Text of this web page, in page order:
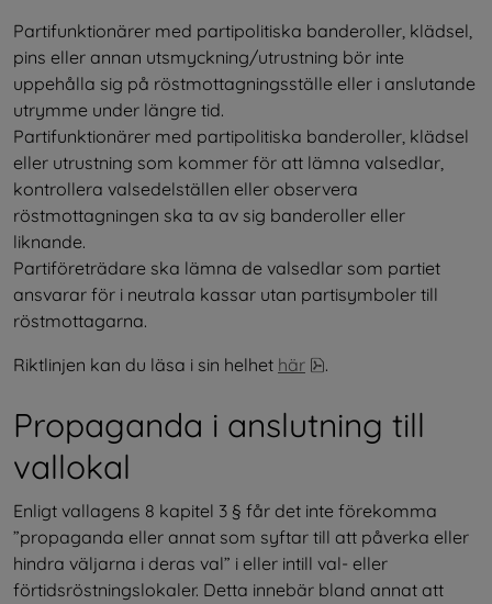
Partifunktionärer med partipolitiska banderoller, klädsel,
pins eller annan utsmyckning/utrustning bör inte
uppehålla sig på röstmottagningsställe eller i anslutande
utrymme under längre tid.
Partifunktionärer med partipolitiska banderoller, klädsel
eller utrustning som kommer för att lämna valsedlar,
kontrollera valsedelställen eller observera
röstmottagningen ska ta av sig banderoller eller
liknande.
Partiföreträdare ska lämna de valsedlar som partiet
ansvarar för i neutrala kassar utan partisymboler till
röstmottagarna.
Riktlinjen kan du läsa i sin helhet här pdf, 202 kB, öppnas
.
Propaganda i anslutning till
vallokal
Enligt vallagens 8 kapitel 3 § får det inte förekomma
”propaganda eller annat som syftar till att påverka eller
hindra väljarna i deras val” i eller intill val- eller
förtidsröstningslokaler. Detta innebär bland annat att